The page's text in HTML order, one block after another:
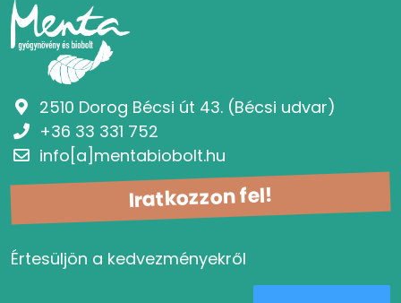
Iratkozzon fel!
Értesüljön a kedvezményekről
2510 Dorog Bécsi út 43. (Bécsi udvar)
+36 33 331 752
info[a]mentabiobolt.hu